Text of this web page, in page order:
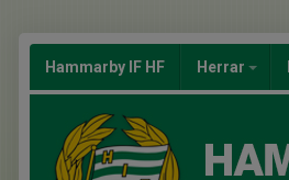
Hammarby IF HF Herrar